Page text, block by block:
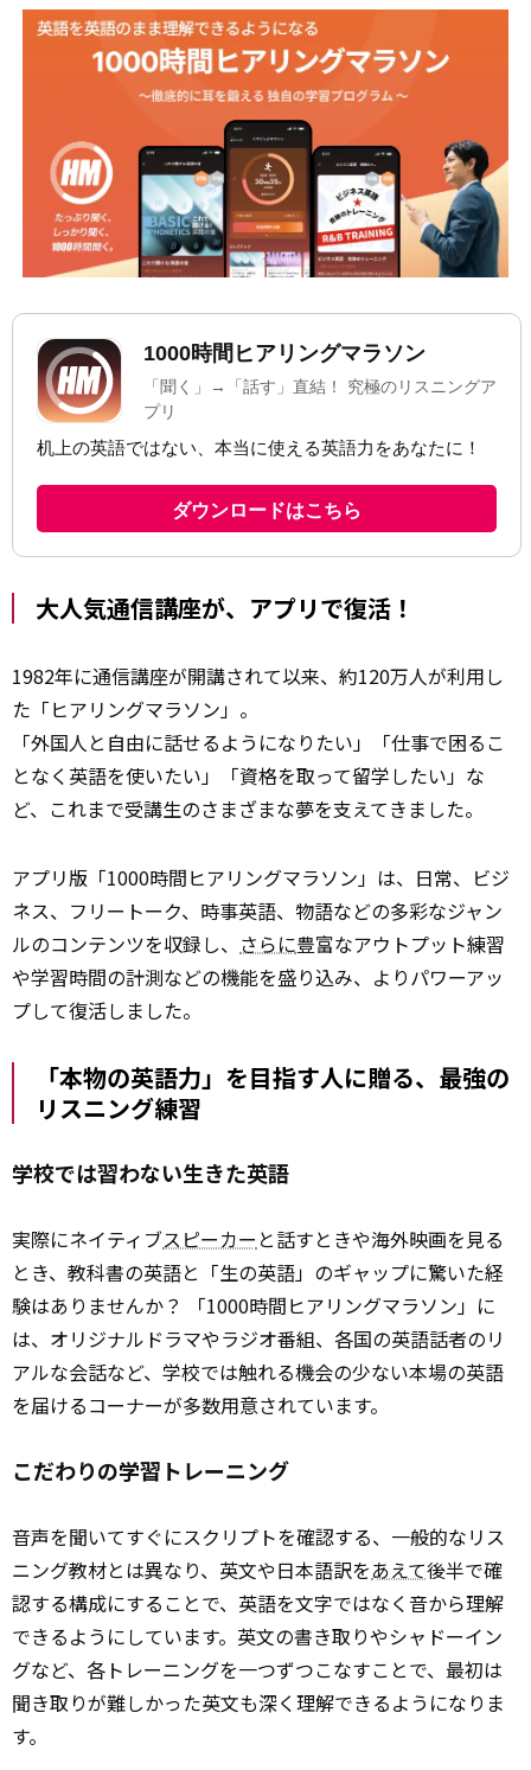
大人気通信講座が、アプリで復活！
1982年に通信講座が開講されて以来、約120万人が利用し
た「ヒアリングマラソン」。
「外国人と自由に話せるようになりたい」「仕事で困るこ
となく英語を使いたい」「資格を取って留学したい」な
ど、これまで受講生のさまざまな夢を支えてきました。
アプリ版「1000時間ヒアリングマラソン」は、日常、ビジ
ネス、フリートーク、時事英語、物語などの多彩なジャン
ルのコンテンツを収録し、 さらに豊富なアウトプット練習
や学習時間の計測などの機能を盛り込み、よりパワーアッ
プして復活しました。
「本物の英語力」を目指す人に贈る、最強の
リスニング練習
学校では習わない生きた英語
実際にネイティブスピーカー と話すときや海外映画を見る
とき、教科書の英語と「生の英語」のギャップに驚いた経
験はありませんか？ 「1000時間ヒアリングマラソン」に
は、オリジナルドラマやラジオ番組、各国の英語話者のリ
アルな会話など、学校では触れる機会の少ない本場の英語
を届けるコーナーが多数用意されています。
こだわりの学習トレーニング
音声を聞いてすぐにスクリプトを確認する、一般的なリス
ニング教材とは異なり、英文や日本語訳をあえて後半で確
認する構成にすることで、英語を文字ではなく音から理解
できるようにしています。英文の書き取りやシャドーイン
グなど、各トレーニングを一つずつこなすことで、最初は
聞き取りが難しかった英文も深く理解できるようになりま
す。